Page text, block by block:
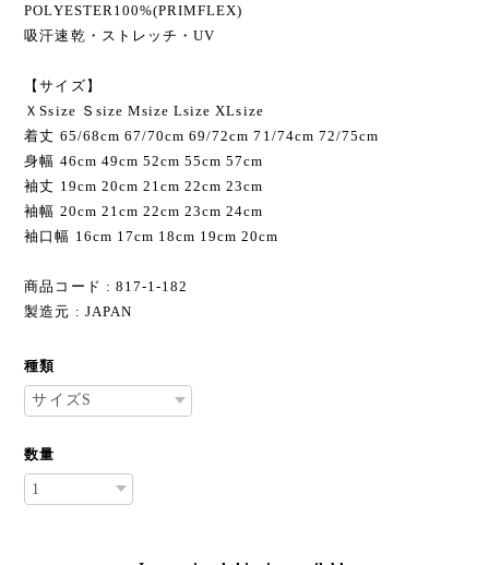
POLYESTER100%(PRIMFLEX)
吸汗速乾・ストレッチ・UV
【サイズ】
ＸSsize Ｓsize Мsize Lsize XLsize
着丈 65/68cm 67/70cm 69/72cm 71/74cm 72/75cm
身幅 46cm 49cm 52cm 55cm 57cm
袖丈 19cm 20cm 21cm 22cm 23cm
袖幅 20cm 21cm 22cm 23cm 24cm
袖口幅 16cm 17cm 18cm 19cm 20cm
商品コード : 817-1-182
製造元 : JAPAN
種類
数量